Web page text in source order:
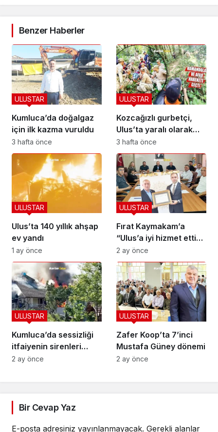
Benzer Haberler
Kumluca’da doğalgaz
için ilk kazma vuruldu
ULUSTAR
3 hafta önce
Kozcağızlı gurbetçi,
Ulus’ta yaralı olarak
kurtarıldı
ULUSTAR
3 hafta önce
Ulus’ta 140 yıllık ahşap
ev yandı
ULUSTAR
1 ay önce
Fırat Kaymakam’a
“Ulus’a iyi hizmet ettin”
beratı
ULUSTAR
2 ay önce
Kumluca’da sessizliği
itfaiyenin sirenleri
bozdu
ULUSTAR
2 ay önce
Zafer Koop’ta 7’inci
Mustafa Güney dönemi
ULUSTAR
2 ay önce
Bir Cevap Yaz
E-posta adresiniz yayınlanmayacak. Gerekli alanlar